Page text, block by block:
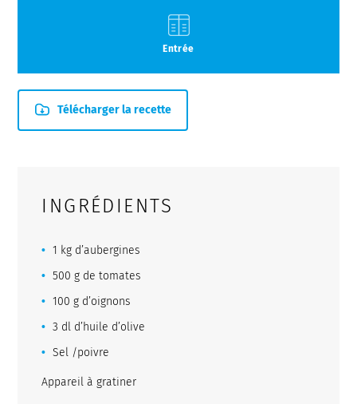
Entrée
Télécharger la recette
INGRÉDIENTS
1 kg d’aubergines
500 g de tomates
100 g d’oignons
3 dl d’huile d’olive
Sel /poivre
Appareil à gratiner